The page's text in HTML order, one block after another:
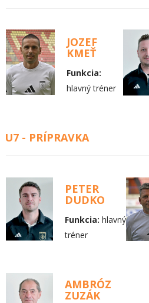
JOZEF
KMEŤ
Funkcia:
hlavný tréner
U7 - PRÍPRAVKA
PETER
DUDKO
Funkcia: hlavný
tréner
AMBRÓZ
ZUZÁK